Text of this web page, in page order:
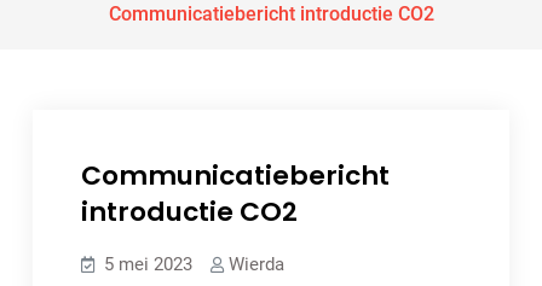
Communicatiebericht introductie CO2
Communicatiebericht
introductie CO2
5 mei 2023 Wierda